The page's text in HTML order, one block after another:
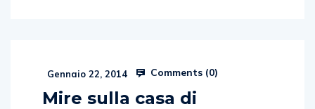
Gennaio 22, 2014 Comments (0)
Mire sulla casa di